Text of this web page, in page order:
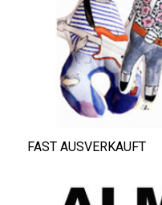
FAST AUSVERKAUFT